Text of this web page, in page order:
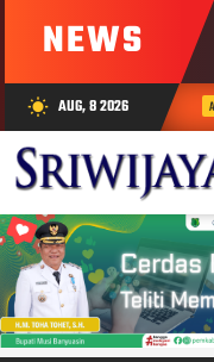
NEWS
wb_sunny AUG, 8 2026 AUG 08, 2026